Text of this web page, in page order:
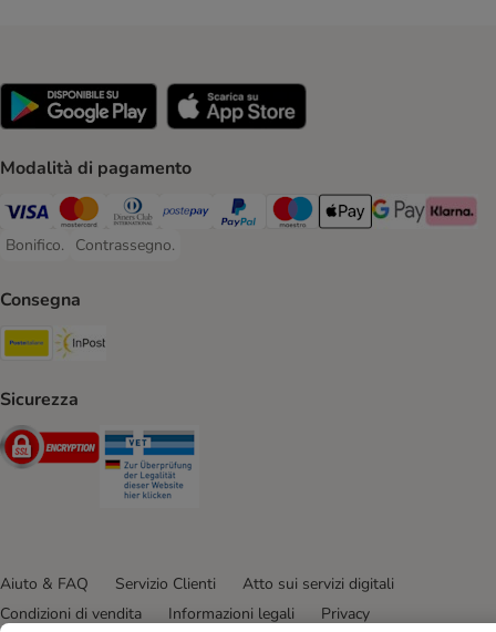
Modalità di pagamento
Visa. Payment Method
Mastercard. Payment Method
Diners Club. Payment Method
Postepay. Payment Method
PayPal. Payment Method
Maestro. Payment Method
Apple pay. Payment
Google Pay
Klarna
Bonifico.
Bonifico. Payment Method
Contrassegno.
Contrassegno. Payment Method
Consegna
Poste Italiane. Shipping Method
Sicurezza
Security
Aiuto & FAQ Servizio Clienti
Atto sui servizi digitali
Condizioni di vendita
Informazioni legali Privacy